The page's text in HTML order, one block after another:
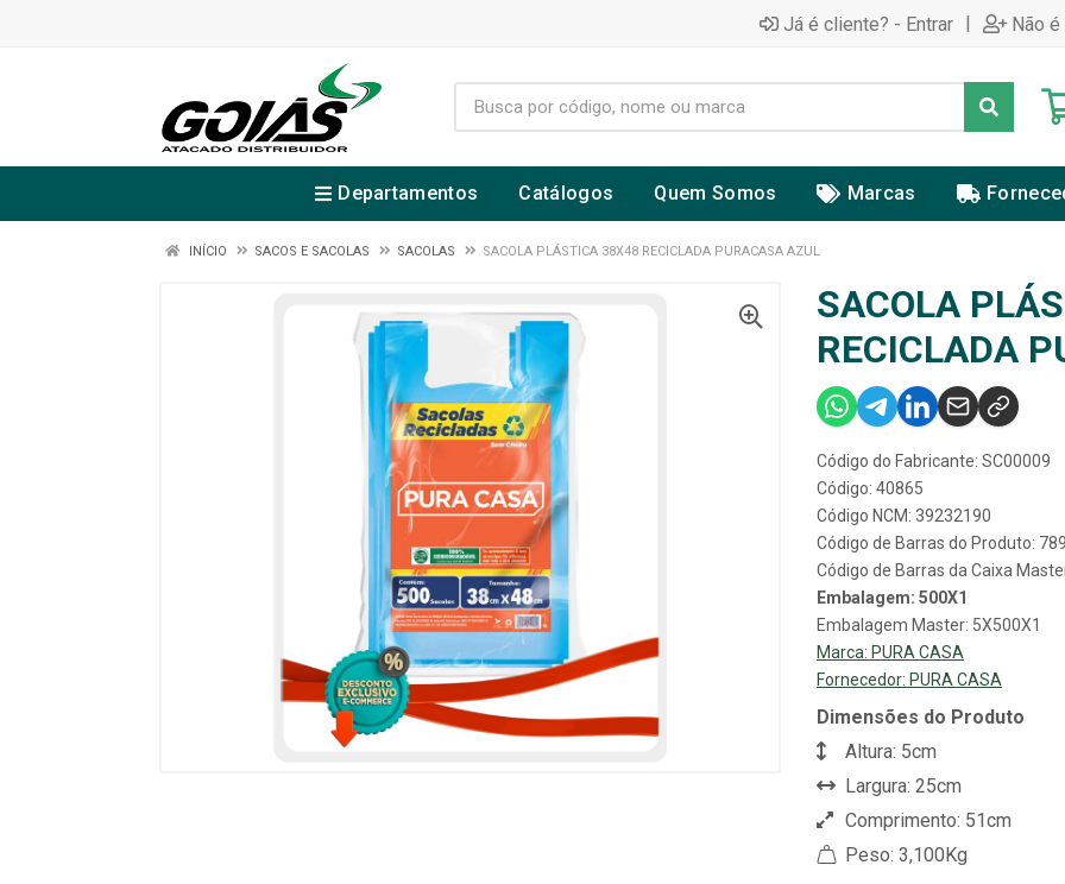
Já é cliente? - Entrar | Não
Departamentos Catálogos Quem Somos Marcas
INÍCIO SACOS E SACOLAS SACOLAS SACOLA PLÁSTICA 38X48 RECICLADA PURACASA AZUL
SACOLA
RECICLADA
Código do Fabricante: SC00009
Código: 40865
Código NCM: 39232190
Código de Barras do Produto:
Código de Barras da Caixa
Embalagem: 500X1
Embalagem Master: 5X500X1
Marca: PURA CASA
Fornecedor: PURA CASA
Dimensões do Produto
Altura: 5cm
Largura: 25cm
Comprimento: 51cm
Peso: 3,100Kg